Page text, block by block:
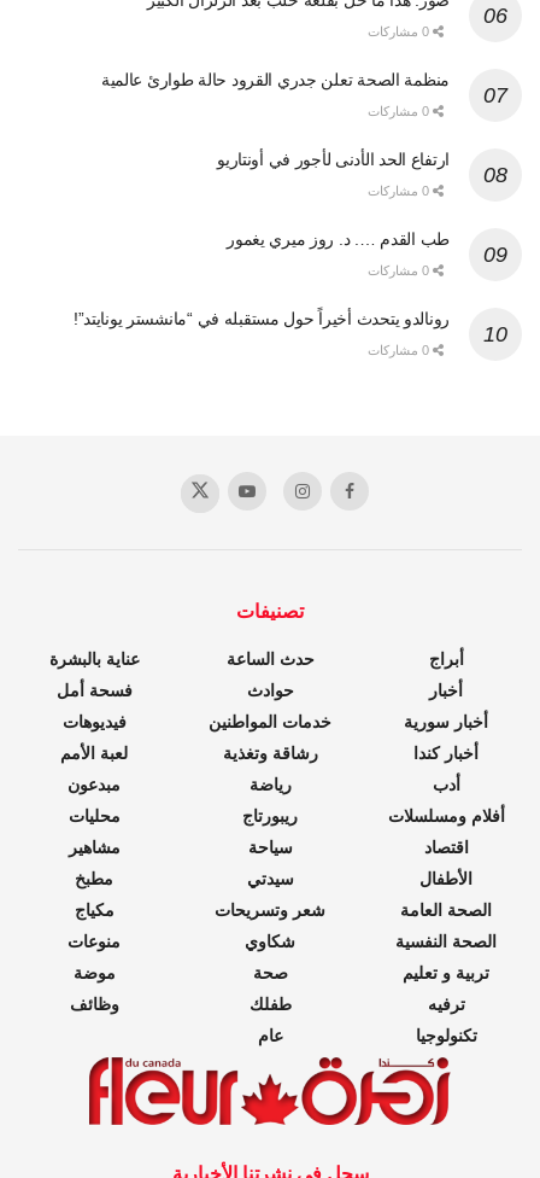
منظمة الصحة تعلن جدري القرود حالة طوارئ عالمية
ارتفاع الحد الأدنى لأجور في أونتاريو
طب القدم …. د. روز ميري يغمور
رونالدو يتحدث أخيراً حول مستقبله في “مانشستر يونايتد”!
تصنيفات
أبراج
أخبار
أخبار سورية
أخبار كندا
أدب
أفلام ومسلسلات
اقتصاد
الأطفال
الصحة العامة
الصحة النفسية
تربية و تعليم
ترفيه
تكنولوجيا
حدث الساعة
حوادث
خدمات المواطنين
رشاقة وتغذية
رياضة
ريبورتاج
سياحة
سيدتي
شعر وتسريحات
شكاوي
صحة
طفلك
عام
عناية بالبشرة
فسحة أمل
فيديوهات
لعبة الأمم
مبدعون
محليات
مشاهير
مطبخ
مكياج
منوعات
موضة
وظائف